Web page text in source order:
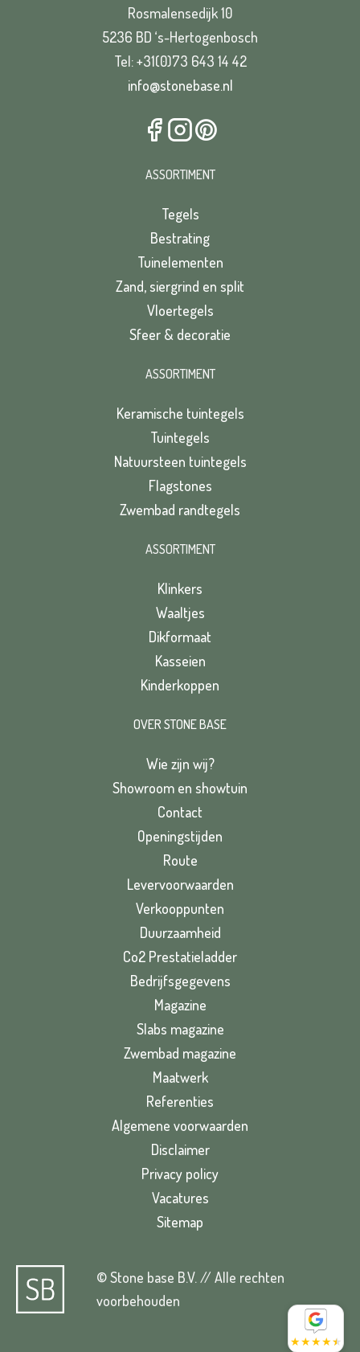
★★★★★
Rosmalensedijk 10
5236 BD ‘s-Hertogenbosch
Tel: +31(0)73 643 14 42
info@stonebase.nl
ASSORTIMENT
Tegels
Bestrating
Tuinelementen
Zand, siergrind en split
Vloertegels
Sfeer & decoratie
ASSORTIMENT
Keramische tuintegels
Tuintegels
Natuursteen tuintegels
Flagstones
Zwembad randtegels
ASSORTIMENT
Klinkers
Waaltjes
Dikformaat
Kasseien
Kinderkoppen
OVER STONE BASE
Wie zijn wij?
Showroom en showtuin
Contact
Openingstijden
Route
Levervoorwaarden
Verkooppunten
Duurzaamheid
Co2 Prestatieladder
Bedrijfsgegevens
Magazine
Slabs magazine
Zwembad magazine
Maatwerk
Referenties
Algemene voorwaarden
Disclaimer
Privacy policy
Vacatures
Sitemap
© Stone base B.V. // Alle rechten
voorbehouden